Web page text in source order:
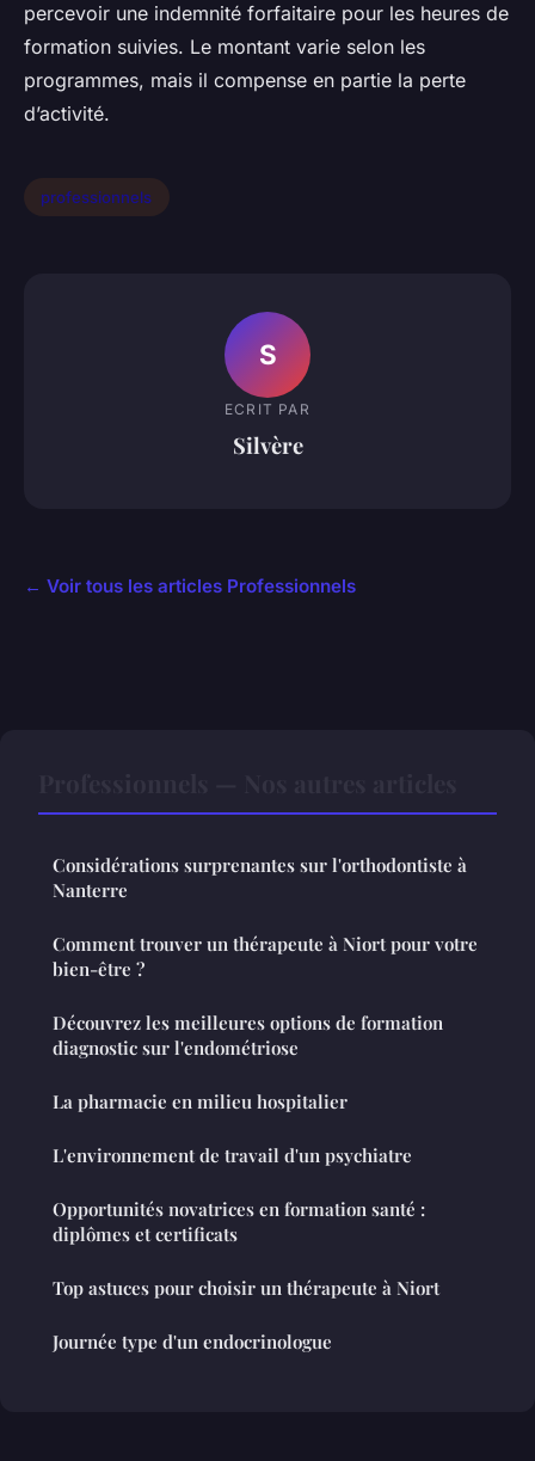
percevoir une indemnité forfaitaire pour les heures de
formation suivies. Le montant varie selon les
programmes, mais il compense en partie la perte
d’activité.
professionnels
S
ECRIT PAR
Silvère
← Voir tous les articles Professionnels
Considérations surprenantes sur l'orthodontiste à
Nanterre
Comment trouver un thérapeute à Niort pour votre
bien-être ?
Découvrez les meilleures options de formation
diagnostic sur l'endométriose
La pharmacie en milieu hospitalier
L'environnement de travail d'un psychiatre
Opportunités novatrices en formation santé :
diplômes et certificats
Top astuces pour choisir un thérapeute à Niort
Journée type d'un endocrinologue